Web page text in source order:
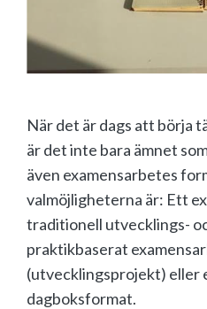
När det är dags att börja
är det inte bara ämnet
även examensarbetes
valmöjligheterna är: Ett
traditionell utvecklings-
praktikbaserat
(utvecklingsprojekt) eller
dagboksformat.